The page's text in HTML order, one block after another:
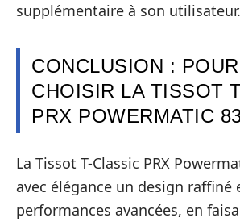
supplémentaire à son utilisateur.
CONCLUSION :
CHOISIR LA TISSOT
PRX POWERMATIC
La Tissot T-Classic PRX
avec élégance un design raffiné
performances avancées, en